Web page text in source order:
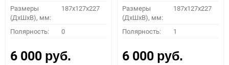
Размеры
(ДхШхВ), мм:
187x127x227
Полярность: 0
6 000 руб.
Размеры
(ДхШхВ), мм:
187x127x227
Полярность: 1
6 000 руб.